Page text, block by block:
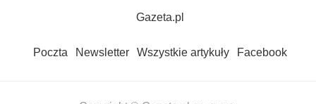
Gazeta.pl
Poczta Newsletter Wszystkie artykuły Facebook